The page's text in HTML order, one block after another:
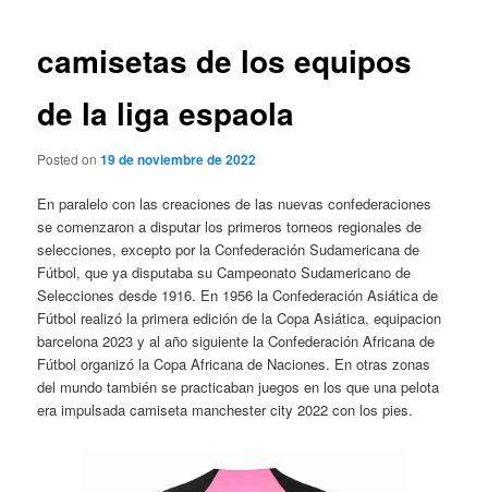
camisetas de los equipos
de la liga espaola
Posted on19 de noviembre de 2022
En paralelo con las creaciones de las nuevas confederaciones
se comenzaron a disputar los primeros torneos regionales de
selecciones, excepto por la Confederación Sudamericana de
Fútbol, que ya disputaba su Campeonato Sudamericano de
Selecciones desde 1916. En 1956 la Confederación Asiática de
Fútbol realizó la primera edición de la Copa Asiática, equipacion
barcelona 2023 y al año siguiente la Confederación Africana de
Fútbol organizó la Copa Africana de Naciones. En otras zonas
del mundo también se practicaban juegos en los que una pelota
era impulsada camiseta manchester city 2022 con los pies.